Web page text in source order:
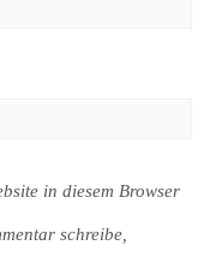
in diesem Browser
schreibe,